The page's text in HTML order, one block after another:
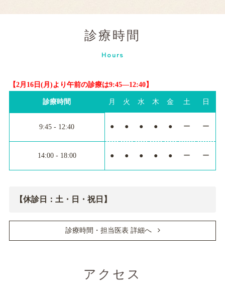
診療時間
Hours
【2月16日(月)より午前の診療は9:45―12:40】
診療時間 月 火 水 木 金 土 日
9:45 - 12:40 ● ● ● ● ● ー ー
14:00 - 18:00 ● ● ● ● ● ー ー
【休診日：土・日・祝日】
診療時間・担当医表 詳細へ
アクセス